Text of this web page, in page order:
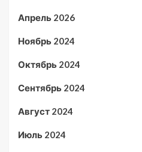
Апрель 2026
Ноябрь 2024
Октябрь 2024
Сентябрь 2024
Август 2024
Июль 2024